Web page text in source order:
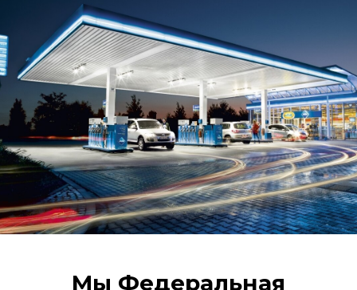
мы постоянно
развиваемся.
Мы Федеральная